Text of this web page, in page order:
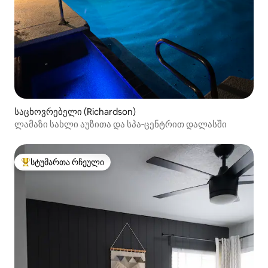
საცხოვრებელი (Richardson)
ლამაზი სახლი აუზითა და სპა‑ცენტრით დალასში
სტუმართა რჩეული მოწინავე ვარიანტი
სტუმართა რჩეული